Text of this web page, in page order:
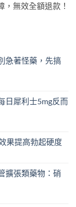
無效全額退款！
急著怪藥，先搞
日犀利士5mg反而
果提高勃起硬度
擴張類藥物：硝